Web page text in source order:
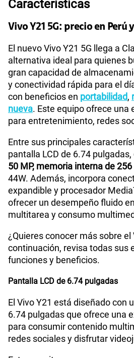
Paga solo
Paga solo
Paga solo
Paga solo
Paga solo
Características
Vivo Y21 5G: precio en Perú
El nuevo Vivo Y21 5G llega a
alternativa ideal para quienes
gran capacidad de
y conectividad rápida para el
con beneficios en portabilidad,
nueva. Este equipo ofrece una
para entretenimiento, redes
Entre sus principales
pantalla LCD de 6.74 pulgadas,
50 MP, memoria interna de 256
44W. Además, incorpora
expandible y procesador
ofrecer un desempeño fluido
multitarea y consumo
¿Quieres conocer más sobre el
continuación, revisa todas sus
funciones y beneficios.
Pantalla LCD de 6.74 pulgadas
El Vivo Y21 está diseñado con
6.74 pulgadas que ofrece una
para consumir contenido
redes sociales y disfrutar